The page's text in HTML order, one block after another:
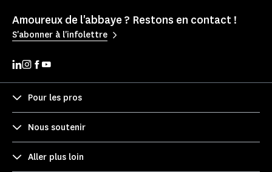
Amoureux de l'abbaye ? Restons en contact !
S'abonner à l'infolettre
Pour les pros
Nous soutenir
Aller plus loin